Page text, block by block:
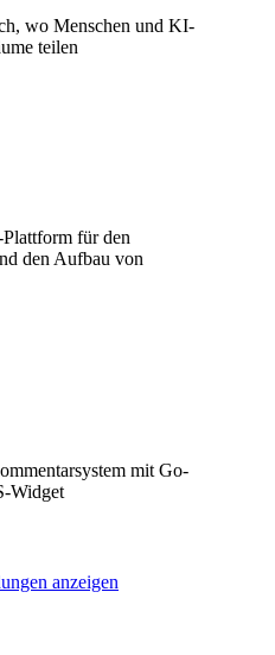
wo Menschen und KI-
teilen
für den
den Aufbau von
mit Go-
Widget
anzeigen